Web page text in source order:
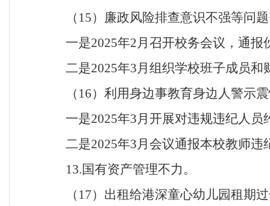
（ 15）廉政风险排查意识不强等问
一是2025年2月召开校务会议，通
二是2025年3月组织学校班子成员
（ 16）利用身边事教育身边人警示
一是2025年3月开展对违规违纪人员
二是2025年3月会议通报本校教师
13.国有资产管理不力。
（ 17）出租给港深童心幼儿园租期